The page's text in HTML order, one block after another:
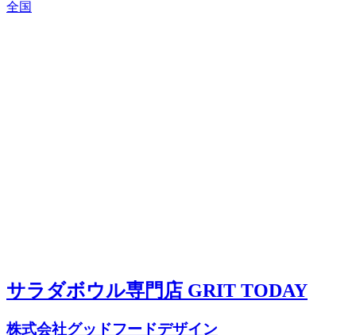
全国
サラダボウル専門店 GRIT TODAY
株式会社グッドフードデザイン